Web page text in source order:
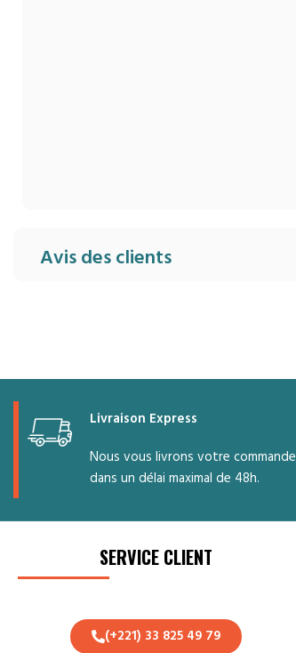
Avis des clients
Livraison Express
Nous vous livrons votre commande
dans un délai maximal de 48h.
SERVICE CLIENT
(+221) 33 825 49 79